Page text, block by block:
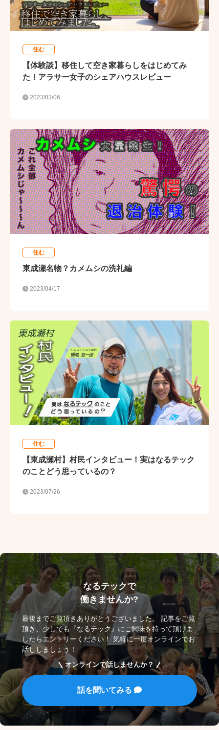
住む
【体験談】移住して空き家暮らしをはじめてみ
た！アラサー女子のシェアハウスレビュー
2023/03/06
住む
東成瀬名物？カメムシの洗礼編
2023/04/17
住む
【東成瀬村】村民インタビュー！実はなるテック
のことどう思っているの？
2023/07/26
なるテックで
働きませんか?
最後までご覧頂きありがとうございました。 記事をご覧
頂き、少しでも『なるテック』にご興味を持って頂けま
したらエントリーください！ 気軽に一度オンラインでお
話ししましょう！
オンラインで話しませんか？
話を聞いてみる